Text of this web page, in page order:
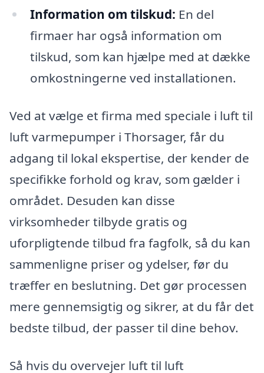
Information om tilskud: En del
firmaer har også information om
tilskud, som kan hjælpe med at dække
omkostningerne ved installationen.
Ved at vælge et firma med speciale i luft til
luft varmepumper i Thorsager, får du
adgang til lokal ekspertise, der kender de
specifikke forhold og krav, som gælder i
området. Desuden kan disse
virksomheder tilbyde gratis og
uforpligtende tilbud fra fagfolk, så du kan
sammenligne priser og ydelser, før du
træffer en beslutning. Det gør processen
mere gennemsigtig og sikrer, at du får det
bedste tilbud, der passer til dine behov.
Så hvis du overvejer luft til luft